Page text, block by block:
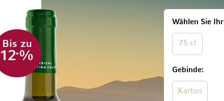
Bis zu
12%
Wählen Sie
75 cl
Gebinde
Karton